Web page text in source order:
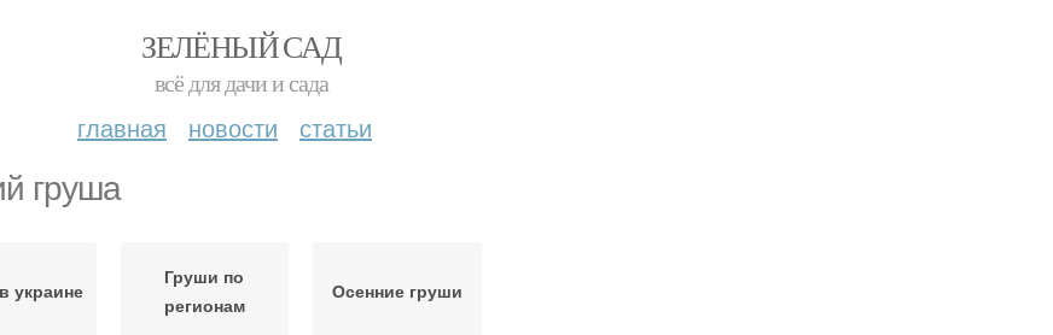
ЗЕЛЁНЫЙ САД
всё для дачи и сада
главная новости статьи
груша
украине
Груши по
регионам
Осенние груши